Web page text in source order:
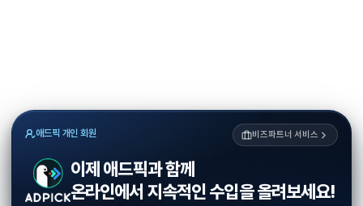
애드픽 개인 회원 비즈파트너 서비스
이제 애드픽과 함께
온라인에서 지속적인 수입을 올려보세요!